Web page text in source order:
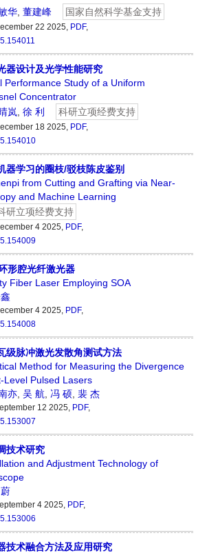
华 董建峰 国家自然科学基金支持
22 2025, PDF,
器设计及光学性能研究
Performance Study of a Uniform
Concentrator
岚 徐 利 科研立项经费支持
18 2025, PDF,
器学习的圈枝/驳枝陈皮鉴别
from Cutting and Grafting via Near-
and Machine Learning
研立项经费支持
4 2025, PDF,
形腔光纤激光器
Fiber Laser Employing SOA
4 2025, PDF,
级脉冲激光发散角测试方法
Method for Measuring the Divergence
Level Pulsed Lasers
亦 吴 航 冯 硕 裴 杰
12 2025, PDF,
技术研究
and Adjustment Technology of
4 2025, PDF,
技术融合方法及应用研究